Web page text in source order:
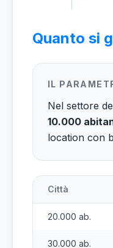
Quanto si
IL
Nel settore
10.000
location con
Città
20.000 ab.
30.000 ab.